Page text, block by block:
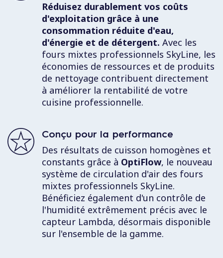
Réduisez durablement vos coûts
d'exploitation grâce à une
consommation réduite d'eau,
d'énergie et de détergent. Avec les
fours mixtes professionnels SkyLine, les
économies de ressources et de produits
de nettoyage contribuent directement
à améliorer la rentabilité de votre
cuisine professionnelle.
Conçu pour la performance
Des résultats de cuisson homogènes et
constants grâce à OptiFlow, le nouveau
système de circulation d'air des fours
mixtes professionnels SkyLine.
Bénéficiez également d'un contrôle de
l'humidité extrêmement précis avec le
capteur Lambda, désormais disponible
sur l'ensemble de la gamme.